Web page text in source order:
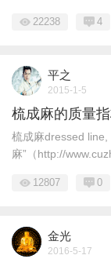
22238 4
平之
2015-1-5
梳成麻的质量
梳成麻dressed
麻”（http://
12807 0
金光
2016-5-17